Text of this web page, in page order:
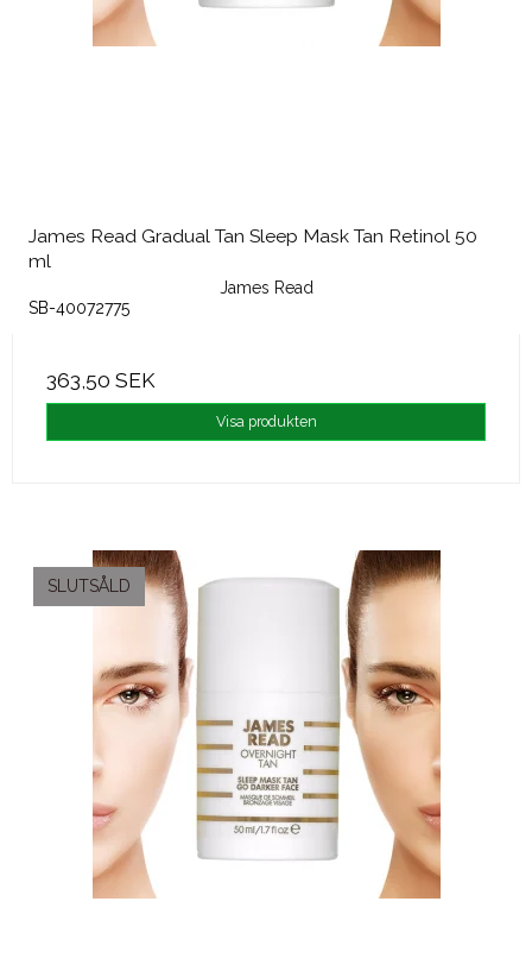
James Read Gradual Tan Sleep Mask Tan Retinol 50
ml
James Read
SB-40072775
363,50 SEK
Visa produkten
SLUTSÅLD